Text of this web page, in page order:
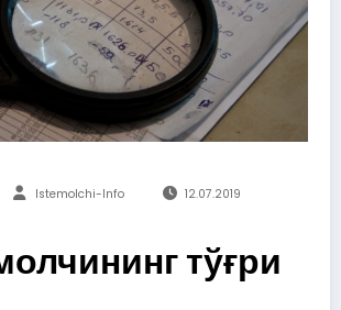
Istemolchi-Info 12.07.2019
тўғри